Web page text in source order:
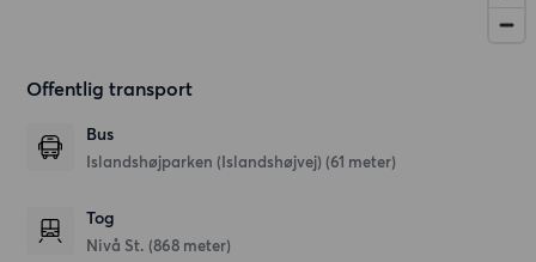
Offentlig transport
Bus
Islandshøjparken (Islandshøjvej) (61 meter)
Tog
Nivå St. (868 meter)